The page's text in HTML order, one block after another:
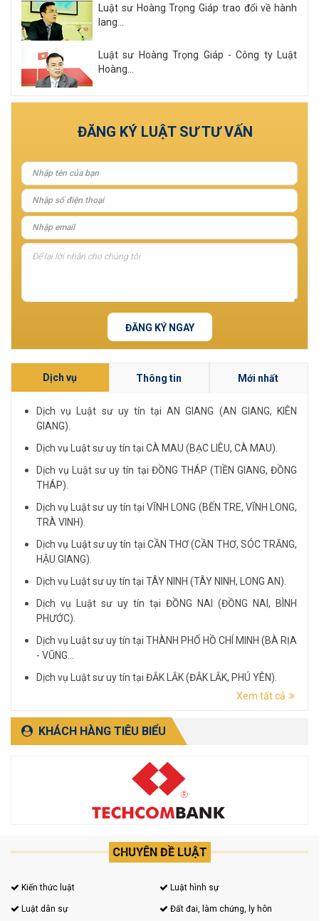
Luật sư Hoàng Trọng Giáp trao đổi về hành
lang...
Luật sư Hoàng Trọng Giáp - Công ty Luật
Hoàng...
Xem tất cả
ĐĂNG KÝ LUẬT SƯ TƯ VẤN
ĐĂNG KÝ NGAY
Dịch vụ Thông tin Mới nhất
Dịch vụ Luật sư uy tín tại AN GIANG (AN GIANG, KIÊN
GIANG).
Dịch vụ Luật sư uy tín tại CÀ MAU (BẠC LIÊU, CÀ MAU).
Dịch vụ Luật sư uy tín tại ĐỒNG THÁP (TIỀN GIANG, ĐỒNG
THÁP).
Dịch vụ Luật sư uy tín tại VĨNH LONG (BẾN TRE, VĨNH LONG,
TRÀ VINH).
Dịch vụ Luật sư uy tín tại CẦN THƠ (CẦN THƠ, SÓC TRĂNG,
HẬU GIANG).
Dịch vụ Luật sư uy tín tại TÂY NINH (TÂY NINH, LONG AN).
Dịch vụ Luật sư uy tín tại ĐỒNG NAI (ĐỒNG NAI, BÌNH
PHƯỚC).
Dịch vụ Luật sư uy tín tại THÀNH PHỐ HỒ CHÍ MINH (BÀ RỊA
- VŨNG...
Dịch vụ Luật sư uy tín tại ĐẮK LẮK (ĐẮK LẮK, PHÚ YÊN).
Dịch vụ Luật sư uy tín tại LÂM ĐỒNG (LÂM ĐỒNG, ĐẮK
Xem tất cả
KHÁCH HÀNG TIÊU BIỂU
CHUYÊN ĐỀ LUẬT
Kiến thức luật Luật hình sự
Luật dân sự Đất đai, làm chứng, ly hôn